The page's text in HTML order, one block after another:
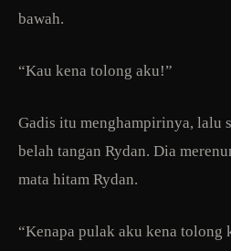
bawah.
“Kau kena tolong aku!”
Gadis itu menghampirinya, lalu
belah tangan Rydan. Dia
mata hitam Rydan.
“Kenapa pulak aku kena tolong